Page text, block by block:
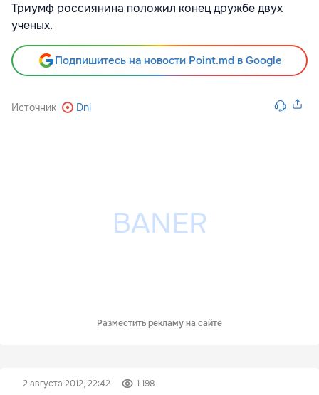
Триумф россиянина положил конец дружбе двух
ученых.
Подпишитесь на новости Point.md в Google
Источник Dni
Разместить рекламу на сайте
2 августа 2012, 22:42 1 198